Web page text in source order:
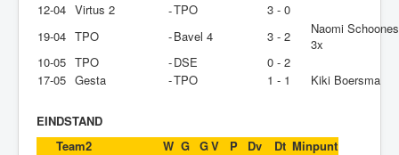
12-04 Virtus 2 -TPO
3 - 0
19-04 TPO -Bavel 4 3 - 2
Naomi Schoones
3x
10-05 TPO -DSE
0 - 2
17-05 Gesta -TPO 1 - 1 Kiki Boersma
EINDSTAND
Team2
W G GV P Dv Dt Minpunt